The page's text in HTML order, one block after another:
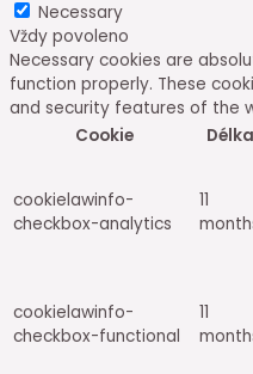
Necessary
Vždy povoleno
Necessary cookies are
function properly. These
and security features of the
Cookie
Délka
cookielawinfo-
checkbox-analytics
11
cookielawinfo-
checkbox-functional
11